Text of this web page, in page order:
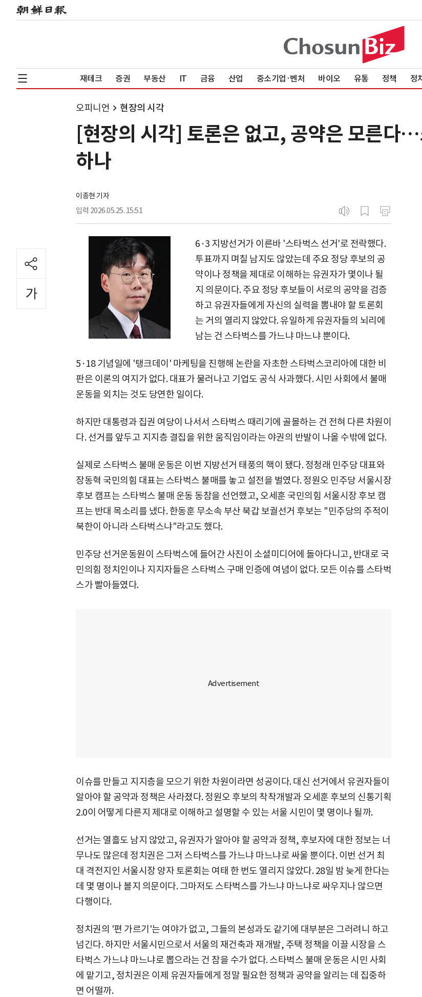
재테크 증권 부동산 IT 금융 산업 중소기업·벤처 바이오 유통 정책 정
오피니언 현장의 시각
[현장의 시각] 토론은 없고, 공약은 모른다
하나
이종현 기자
입력 2026.05.25. 15:51
6·3 지방선거가 이른바 '스타벅스 선거'로 전락했다.
투표까지 며칠 남지도 않았는데 주요 정당 후보의 공
약이나 정책을 제대로 이해하는 유권자가 몇이나 될
지 의문이다. 주요 정당 후보들이 서로의 공약을 검증
하고 유권자들에게 자신의 실력을 뽐내야 할 토론회
는 거의 열리지 않았다. 유일하게 유권자들의 뇌리에
남는 건 스타벅스를 가느냐 마느냐 뿐이다.
5·18 기념일에 '탱크데이' 마케팅을 진행해 논란을 자초한 스타벅스코리아에 대한 비
판은 이론의 여지가 없다. 대표가 물러나고 기업도 공식 사과했다. 시민 사회에서 불매
운동을 외치는 것도 당연한 일이다.
하지만 대통령과 집권 여당이 나서서 스타벅스 때리기에 골몰하는 건 전혀 다른 차원이
다. 선거를 앞두고 지지층 결집을 위한 움직임이라는 야권의 반발이 나올 수밖에 없다.
실제로 스타벅스 불매 운동은 이번 지방선거 태풍의 핵이 됐다. 정청래 민주당 대표와
장동혁 국민의힘 대표는 스타벅스 불매를 놓고 설전을 벌였다. 정원오 민주당 서울시장
후보 캠프는 스타벅스 불매 운동 동참을 선언했고, 오세훈 국민의힘 서울시장 후보 캠
프는 반대 목소리를 냈다. 한동훈 무소속 부산 북갑 보궐선거 후보는 "민주당의 주적이
북한이 아니라 스타벅스냐"라고도 했다.
민주당 선거운동원이 스타벅스에 들어간 사진이 소셜미디어에 돌아다니고, 반대로 국
민의힘 정치인이나 지지자들은 스타벅스 구매 인증에 여념이 없다. 모든 이슈를 스타벅
스가 빨아들였다.
이슈를 만들고 지지층을 모으기 위한 차원이라면 성공이다. 대신 선거에서 유권자들이
알아야 할 공약과 정책은 사라졌다. 정원오 후보의 착착개발과 오세훈 후보의 신통기획
2.0이 어떻게 다른지 제대로 이해하고 설명할 수 있는 서울 시민이 몇 명이나 될까.
선거는 열흘도 남지 않았고, 유권자가 알아야 할 공약과 정책, 후보자에 대한 정보는 너
무나도 많은데 정치권은 그저 스타벅스를 가느냐 마느냐로 싸울 뿐이다. 이번 선거 최
대 격전지인 서울시장 양자 토론회는 여태 한 번도 열리지 않았다. 28일 밤 늦게 한다는
데 몇 명이나 볼지 의문이다. 그마저도 스타벅스를 가느냐 마느냐로 싸우지나 않으면
다행이다.
정치권의 '편 가르기'는 여야가 없고, 그들의 본성과도 같기에 대부분은 그러려니 하고
넘긴다. 하지만 서울시민으로서 서울의 재건축과 재개발, 주택 정책을 이끌 시장을 스
타벅스 가느냐 마느냐로 뽑으라는 건 참을 수가 없다. 스타벅스 불매 운동은 시민 사회
에 맡기고, 정치권은 이제 유권자들에게 정말 필요한 정책과 공약을 알리는 데 집중하
면 어떨까.